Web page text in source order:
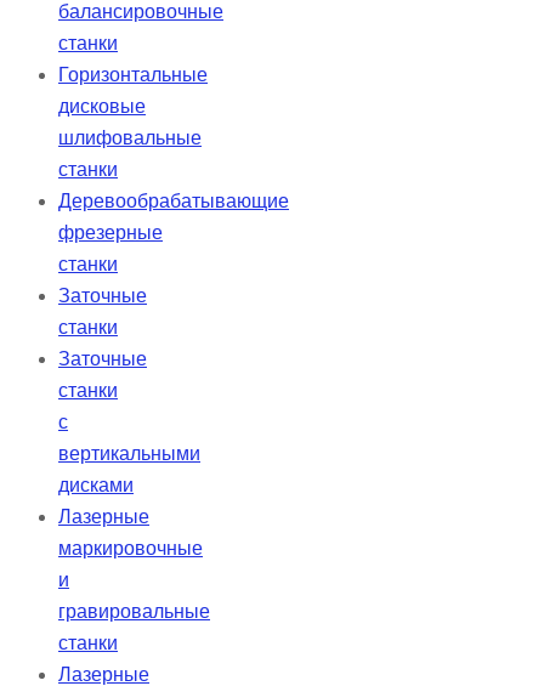
балансировочные
станки
Горизонтальные
дисковые
шлифовальные
станки
Деревообрабатывающие
фрезерные
станки
Заточные
станки
Заточные
станки
с
вертикальными
дисками
Лазерные
маркировочные
и
гравировальные
станки
Лазерные